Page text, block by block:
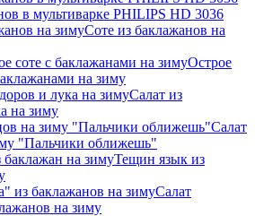
в мультиварке PHILIPS HD 3036
Соте из баклажанов на
Острое
на зиму
Салат из
на зиму
Cалат
"Пальчики оближешь"
Тещин язык из
Салат
на зиму